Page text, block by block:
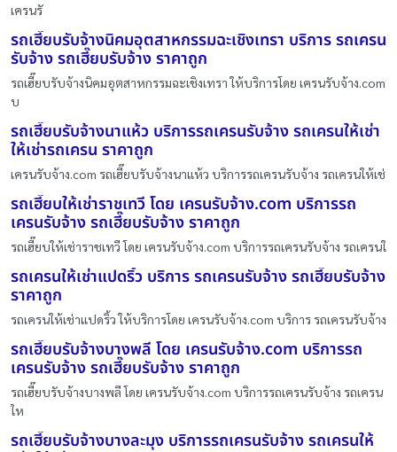
เครนรั
รถเฮี๊ยบรับจ้างนิคมอุตสาหกรรมฉะเชิงเทรา บริการ รถเครน
รับจ้าง รถเฮี๊ยบรับจ้าง ราคาถูก
รถเฮี๊ยบรับจ้างนิคมอุตสาหกรรมฉะเชิงเทรา ให้บริการโดย เครนรับจ้าง.com
บ
รถเฮี๊ยบรับจ้างนาแห้ว บริการรถเครนรับจ้าง รถเครนให้เช่า
ให้เช่ารถเครน ราคาถูก
เครนรับจ้าง.com รถเฮี๊ยบรับจ้างนาแห้ว บริการรถเครนรับจ้าง รถเครนให้เช่
รถเฮี๊ยบให้เช่าราชเทวี โดย เครนรับจ้าง.com บริการรถ
เครนรับจ้าง รถเฮี๊ยบรับจ้าง ราคาถูก
รถเฮี๊ยบให้เช่าราชเทวี โดย เครนรับจ้าง.com บริการรถเครนรับจ้าง รถเครนใ
รถเครนให้เช่าแปดริ้ว บริการ รถเครนรับจ้าง รถเฮี๊ยบรับจ้าง
ราคาถูก
รถเครนให้เช่าแปดริ้ว ให้บริการโดย เครนรับจ้าง.com บริการ รถเครนรับจ้าง
รถเฮี๊ยบรับจ้างบางพลี โดย เครนรับจ้าง.com บริการรถ
เครนรับจ้าง รถเฮี๊ยบรับจ้าง ราคาถูก
รถเฮี๊ยบรับจ้างบางพลี โดย เครนรับจ้าง.com บริการรถเครนรับจ้าง รถเครน
ให
รถเฮี๊ยบรับจ้างบางละมุง บริการรถเครนรับจ้าง รถเครนให้